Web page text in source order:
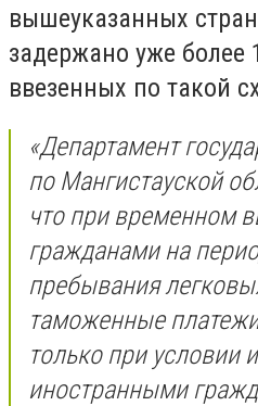
вышеуказанных
задержано уже
ввезенных по такой
«Департамент
по Мангистауской
что при временном
гражданами на
пребывания
таможенные
только при условии
иностранными